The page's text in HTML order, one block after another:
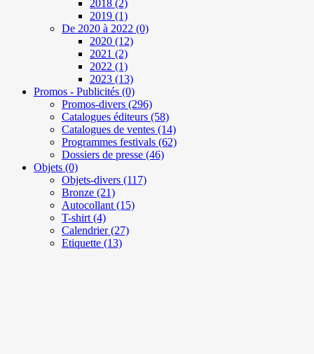
2018 (2)
2019 (1)
De 2020 à 2022 (0)
2020 (12)
2021 (2)
2022 (1)
2023 (13)
Promos - Publicités (0)
Promos-divers (296)
Catalogues éditeurs (58)
Catalogues de ventes (14)
Programmes festivals (62)
Dossiers de presse (46)
Objets (0)
Objets-divers (117)
Bronze (21)
Autocollant (15)
T-shirt (4)
Calendrier(27)
Etiquette (13)